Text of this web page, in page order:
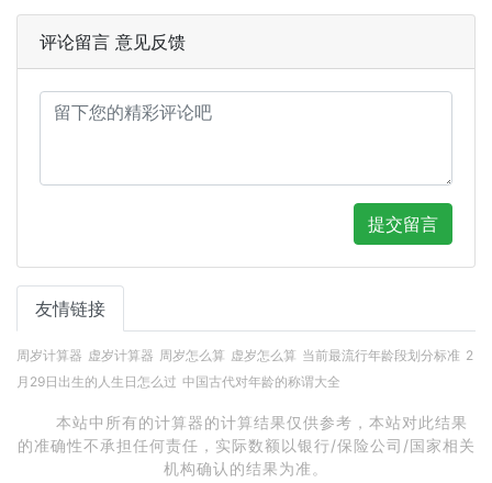
评论留言 意见反馈
提交留言
友情链接
周岁计算器 虚岁计算器 周岁怎么算 虚岁怎么算 当前最流行年龄段划分标准 2
月29日出生的人生日怎么过 中国古代对年龄的称谓大全
本站中所有的计算器的计算结果仅供参考，本站对此结果
的准确性不承担任何责任，实际数额以银行/保险公司/国家相关
机构确认的结果为准。